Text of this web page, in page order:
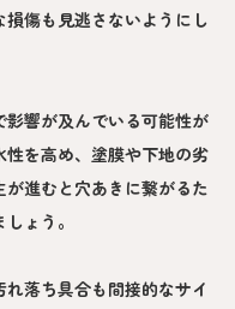
傷も見逃さないようにし
響が及んでいる可能性が
を高め、塗膜や下地の劣
進むと穴あきに繋がるた
ょう。
落ち具合も間接的なサイ